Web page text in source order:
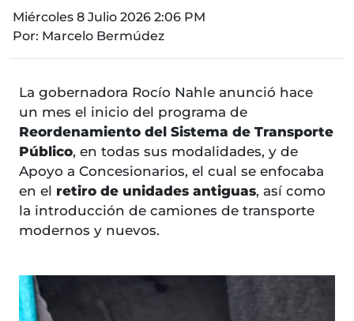
Miércoles 8 Julio 2026 2:06 PM
Por: Marcelo Bermúdez
La gobernadora Rocío Nahle anunció hace
un mes el inicio del programa de
Reordenamiento del Sistema de Transporte
Público, en todas sus modalidades, y de
Apoyo a Concesionarios, el cual se enfocaba
en el retiro de unidades antiguas, así como
la introducción de camiones de transporte
modernos y nuevos.